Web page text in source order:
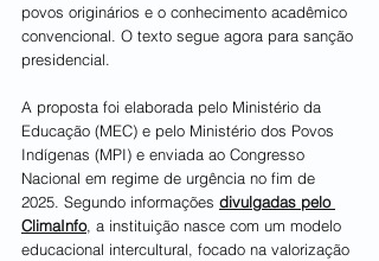
povos originários e o conhecimento acadêmico
convencional. O texto segue agora para sanção
presidencial.
A proposta foi elaborada pelo Ministério da
Educação (MEC) e pelo Ministério dos Povos
Indígenas (MPI) e enviada ao Congresso
Nacional em regime de urgência no fim de
2025. Segundo informações divulgadas pelo
ClimaInfo, a instituição nasce com um modelo
educacional intercultural, focado na valorização